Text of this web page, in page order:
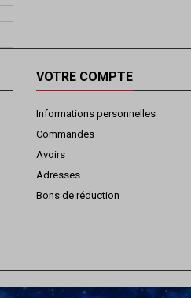
VOTRE COMPTE
Informations personnelles
Commandes
Avoirs
Adresses
Bons de réduction